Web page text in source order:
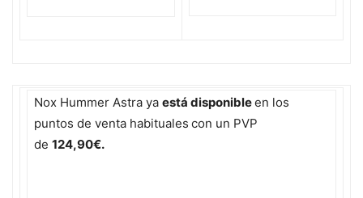
Nox Hummer Astra ya está disponibleen los
puntos de venta habituales con un PVP
de 124,90€.